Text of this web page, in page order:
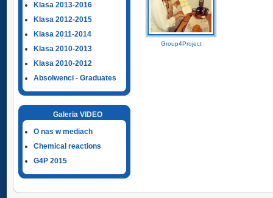
Klasa 2013-2016
Klasa 2012-2015
Klasa 2011-2014
Klasa 2010-2013
Klasa 2010-2012
Absolwenci - Graduates
Galeria VIDEO
O nas w mediach
Chemical reactions
G4P 2015
Group4Project